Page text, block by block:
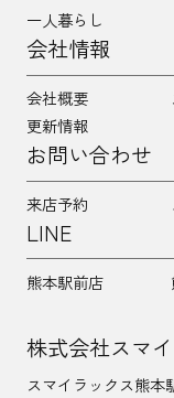
一人暮らし
会社情報
会社概要
更新情報
お問い合わせ
来店予約
LINE
熊本駅前店
株式会社スマ
スマイラックス熊本